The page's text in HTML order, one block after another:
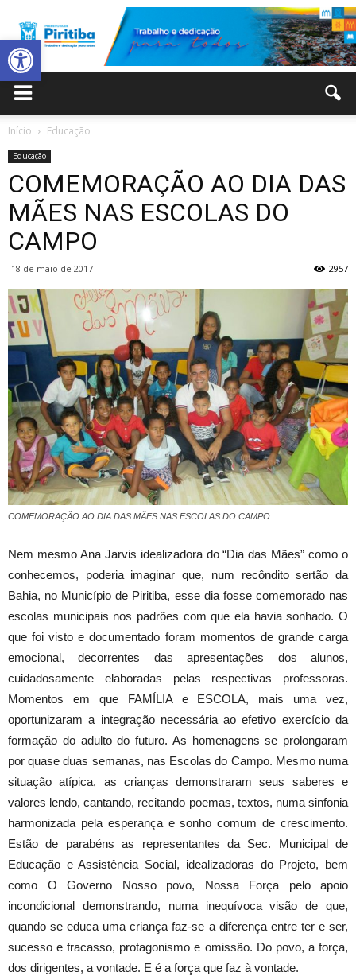
Abrir a barra de ferramentas
Municipal
Piritiba
Início Educação
Educação
COMEMORAÇÃO AO DIA DAS
MÃES NAS ESCOLAS DO
CAMPO
18 de maio de 2017 2957
COMEMORAÇÃO AO DIA DAS MÃES NAS ESCOLAS DO CAMPO
Nem mesmo Ana Jarvis idealizadora do “Dia das Mães” como o
conhecemos, poderia imaginar que, num recôndito sertão da
Bahia, no Município de Piritiba, esse dia fosse comemorado nas
escolas municipais nos padrões com que ela havia sonhado. O
que foi visto e documentado foram momentos de grande carga
emocional, decorrentes das apresentações dos alunos,
cuidadosamente elaboradas pelas respectivas professoras.
Momentos em que FAMÍLIA e ESCOLA, mais uma vez,
oportunizaram a integração necessária ao efetivo exercício da
formação do adulto do futuro. As homenagens se prolongaram
por quase duas semanas, nas Escolas do Campo. Mesmo numa
situação atípica, as crianças demonstraram seus saberes e
valores lendo, cantando, recitando poemas, textos, numa sinfonia
harmonizada pela esperança e sonho comum de crescimento.
Estão de parabéns as representantes da Sec. Municipal de
Educação e Assistência Social, idealizadoras do Projeto, bem
como O Governo Nosso povo, Nossa Força pelo apoio
incondicional demonstrando, numa inequívoca visão de que,
quando se educa uma criança faz-se a diferença entre ter e ser,
sucesso e fracasso, protagonismo e omissão. Do povo, a força,
dos dirigentes, a vontade. E é a força que faz à vontade.